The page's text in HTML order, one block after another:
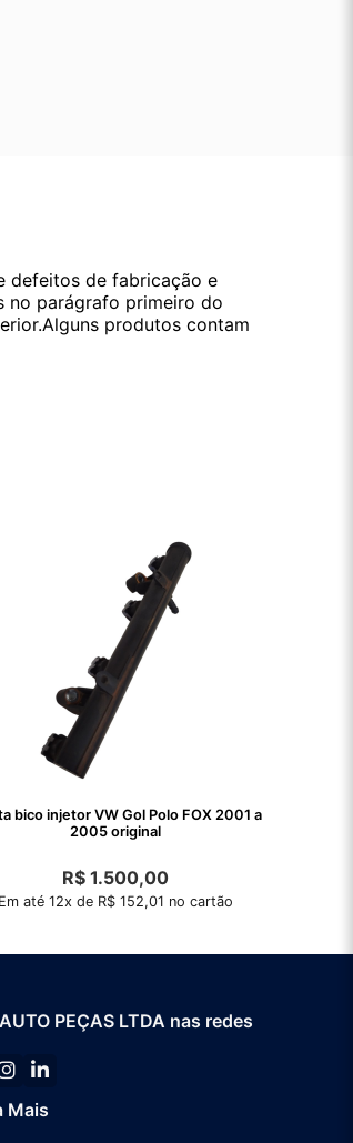
defeitos de fabricação e
no parágrafo primeiro do
produtos contam
bico injetor VW Gol Polo FOX 2001 a
2005 original
R$1.500,00
Em até 12x de R$ 152,01 no cartão
PEÇAS LTDA nas redes
Mais